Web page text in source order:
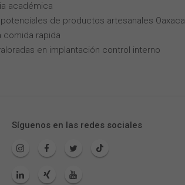
académica
de productos artesanales Oaxaca
rapida
en implantación control interno
Síguenos en las redes sociales